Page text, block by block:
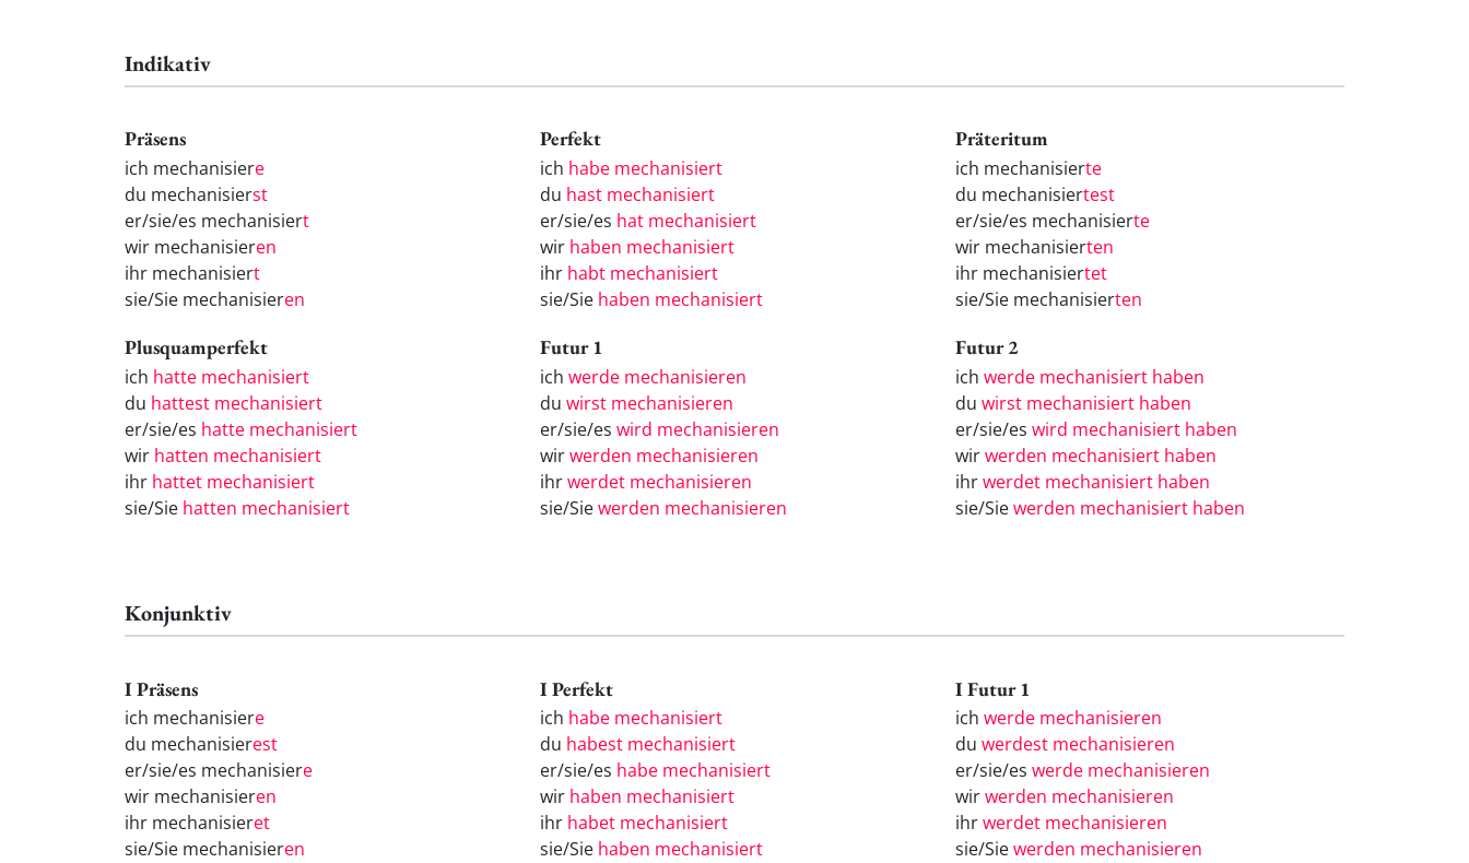
Indikativ
Präsens
ich mechanisiere
du mechanisierst
er/sie/es mechanisiert
wir mechanisieren
ihr mechanisiert
sie/Sie mechanisieren
Perfekt
ich habe mechanisiert
du hast mechanisiert
er/sie/es hat mechanisiert
wir haben mechanisiert
ihr habt mechanisiert
sie/Sie haben mechanisiert
Präteritum
ich mechanisierte
du mechanisiertest
er/sie/es mechanisierte
wir mechanisierten
ihr mechanisiertet
sie/Sie mechanisierten
Plusquamperfekt
ich hatte mechanisiert
du hattest mechanisiert
er/sie/es hatte mechanisiert
wir hatten mechanisiert
ihr hattet mechanisiert
sie/Sie hatten mechanisiert
Futur 1
ich werde mechanisieren
du wirst mechanisieren
er/sie/es wird mechanisieren
wirwerden mechanisieren
ihrwerdet mechanisieren
sie/Siewerden mechanisieren
Futur 2
ich werde mechanisiert haben
du wirst mechanisiert haben
er/sie/es wird mechanisiert haben
wirwerden mechanisiert haben
ihrwerdet mechanisiert haben
sie/Siewerden mechanisiert haben
Konjunktiv
I Präsens
ich mechanisiere
du mechanisierest
er/sie/es mechanisiere
wir mechanisieren
ihr mechanisieret
sie/Sie mechanisieren
I Perfekt
ich habe mechanisiert
du habest mechanisiert
er/sie/es habe mechanisiert
wir haben mechanisiert
ihr habet mechanisiert
sie/Sie haben mechanisiert
I Futur 1
ich werde mechanisieren
du werdest mechanisieren
er/sie/es werde mechanisieren
wirwerden mechanisieren
ihrwerdet mechanisieren
sie/Siewerden mechanisieren